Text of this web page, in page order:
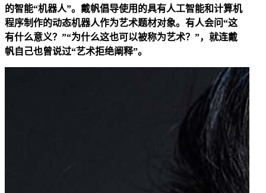
的智能“机器人”。戴帆倡导使用的具有人工智能和计算机
程序制作的动态机器人作为艺术题材对象。有人会问“这
有什么意义？”“为什么这也可以被称为艺术？”，就连戴
帆自己也曾说过“艺术拒绝阐释”。